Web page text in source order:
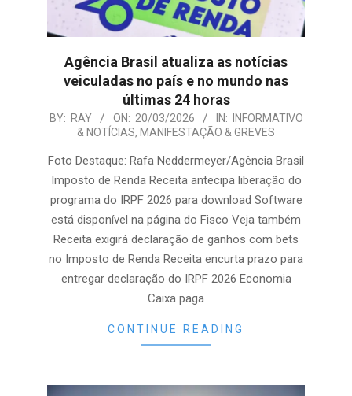
Agência Brasil atualiza as notícias
veiculadas no país e no mundo nas
últimas 24 horas
2026-
20
BY: RAY ON: 20/03/2026 IN:
INFORMATIVO
& NOTÍCIAS, MANIFESTAÇÃO & GREVES
Foto Destaque: Rafa Neddermeyer/Agência Brasil
Imposto de Renda Receita antecipa liberação do
programa do IRPF 2026 para download Software
está disponível na página do Fisco Veja também
Receita exigirá declaração de ganhos com bets
no Imposto de Renda Receita encurta prazo para
entregar declaração do IRPF 2026 Economia
Caixa paga
CONTINUE READING